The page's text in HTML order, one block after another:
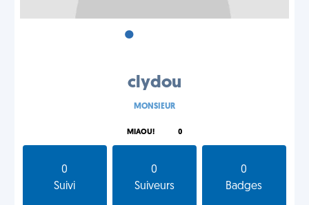
•
clydou
MONSIEUR
MIAOU! 0
0
Suivi
0
Suiveurs
0
Badges